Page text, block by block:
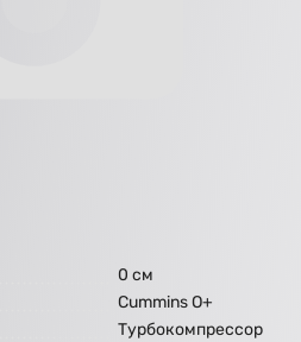
0 см
Cummins O+
Турбокомпрессор